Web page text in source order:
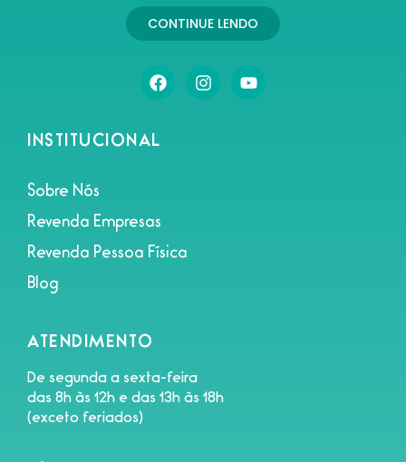
CONTINUE LENDO
INSTITUCIONAL
Sobre Nós
Revenda Empresas
Revenda Pessoa Física
Blog
ATENDIMENTO
De segunda a sexta-feira
das 8h às 12h e das 13h às 18h
(exceto feriados)